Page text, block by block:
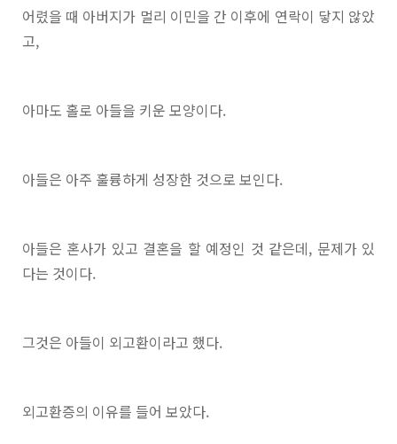
어렸을 때 아버지가 멀리 이민을 간 이후에 연락이 닿지 않았
고,
아마도 홀로 아들을 키운 모양이다.
아들은 아주 훌륭하게 성장한 것으로 보인다.
아들은 혼사가 있고 결혼을 할 예정인 것 같은데, 문제가 있
다는 것이다.
그것은 아들이 외고환이라고 했다.
외고환증의 이유를 들어 보았다.